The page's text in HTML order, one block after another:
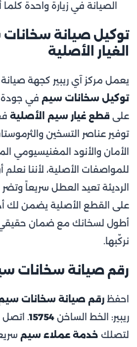
الصيانة في زيارة واحدة
توكيل صيانة
الغيار الأصلية
يعمل مركز آي ريبير كجهة
توكيل سخانات سيم في جودة
على قطع غيار سيم الأصلية
توفير عناصر التسخين
الأمان والأنود المغنيسيومي
للمواصفات الأصلية، لأننا نعلم
الرديئة تعيد العطل سريعاً وتضر
على القطع الأصلية يضمن لك
أطول لسخانك مع ضمان
نركّبها.
رقم صيانة سخانات سيم —
احفظ رقم صيانة سخانات
ريبير: الخط الساخن 15754. اتصل
لتصلك خدمة عملاء سيم